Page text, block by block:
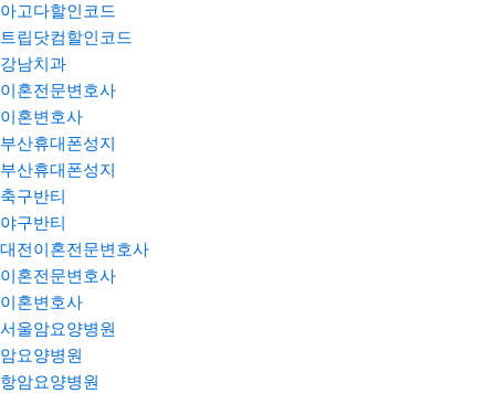
아고다할인코드
트립닷컴할인코드
강남치과
이혼전문변호사
이혼변호사
부산휴대폰성지
부산휴대폰성지
축구반티
야구반티
대전이혼전문변호사
이혼전문변호사
이혼변호사
서울암요양병원
암요양병원
항암요양병원